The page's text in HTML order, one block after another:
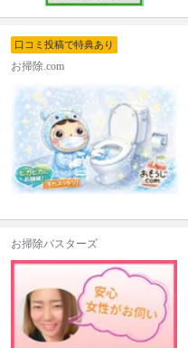
口コミ投稿で特典あり
お掃除.com
お掃除バスターズ